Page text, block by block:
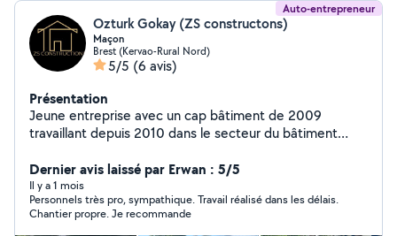
Auto-entrepreneur
Ozturk Gokay (ZS constructons)
Maçon
Brest (Kervao-Rural Nord)
5/5 (6 avis)
Présentation
Jeune entreprise avec un cap bâtiment de 2009
travaillant depuis 2010 dans le secteur du bâtiment
l'expérience . Vous propose prestations services dans le
gros œuvre et le seconde oeuvre.
Dernier avis laissé par Erwan : 5/5
Il y a 1 mois
Personnels très pro, sympathique. Travail réalisé dans les délais.
Chantier propre. Je recommande